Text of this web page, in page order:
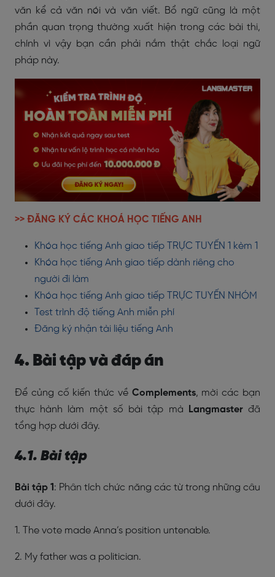
văn kể cả văn nói và văn viết. Bổ ngữ cũng là một
phần quan trọng thường xuất hiện trong các bài thi,
chính vì vậy bạn cần phải nắm thật chắc loại ngữ
pháp này.
>> ĐĂNG KÝ CÁC KHOÁ HỌC TIẾNG ANH
Khóa học tiếng Anh giao tiếp TRỰC TUYẾN 1 kèm 1
Khóa học tiếng Anh giao tiếp dành riêng cho
người đi làm
Khóa học tiếng Anh giao tiếp TRỰC TUYẾN NHÓM
Test trình độ tiếng Anh miễn phí
Đăng ký nhận tài liệu tiếng Anh
4. Bài tập và đáp án
Để củng cố kiến thức vềComplements, mời các bạn
thực hành làm một số bài tập mà
Langmasterđã
tổng hợp dưới đây.
4.1. Bài tập
Bài tập 1 : Phân tích chức năng các từ trong những câu
dưới đây.
1. The vote made Anna’s position untenable.
2. My father was a politician.